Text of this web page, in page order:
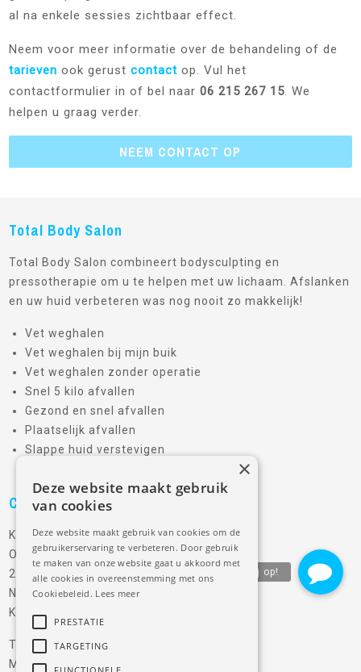
al na enkele sessies zichtbaar effect.
Neem voor meer informatie over de behandeling of de
tarieven ook gerustcontact op. Vul het
contactformulier in of bel naar06 215 267 15. We
helpen u graag verder.
NEEM CONTACT OP
Total Body Salon
Total Body Salon combineert bodysculpting en
pressotherapie om u te helpen met uw lichaam. Afslanken
en uw huid verbeteren was nog nooit zo makkelijk!
Vet weghalen
Vet weghalen bij mijn buik
Vet weghalen zonder operatie
Snel 5 kilo afvallen
Gezond en snel afvallen
Plaatselijk afvallen
Slappe huid verstevigen
Contactinformatie
Kim van der Pouw Kraan
Oude Leedeweg 5D
2641 NL, Pijnacker, Zuid Holland
Nederland
KVK: 69777780
Tel
+31 (0) 6 215 267 57
Mailinfo@totalbodysalon.nl
Deze website maakt gebruik
van cookies
Deze website maakt gebruik van cookies om de
gebruikerservaring te verbeteren. Door gebruik
te maken van onze website gaat u akkoord met
alle cookies in overeenstemming met ons
Cookiebeleid. Lees meer
PRESTATIE
TARGETING
×